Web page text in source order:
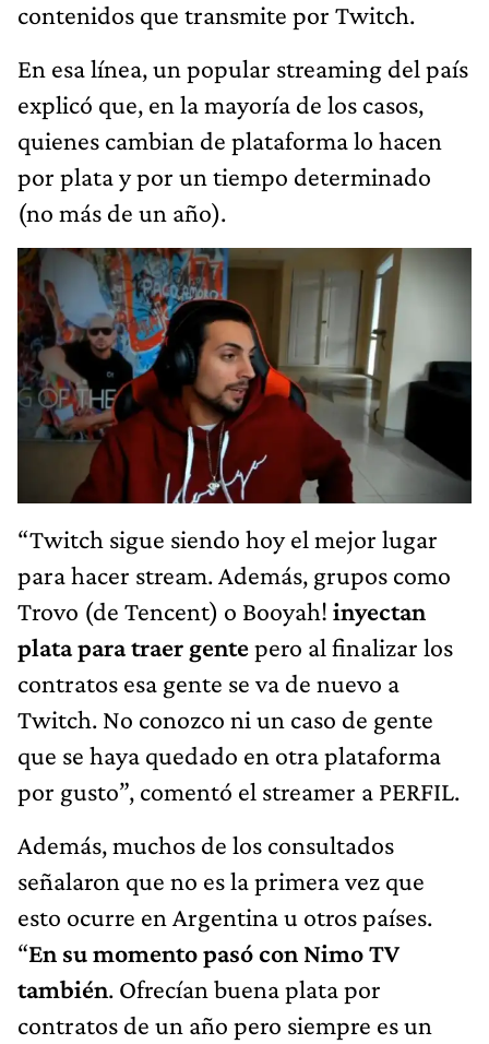
contenidos que transmite por Twitch.
En esa línea, un popular streaming del país
explicó que, en la mayoría de los casos,
quienes cambian de plataforma lo hacen
por plata y por un tiempo determinado
(no más de un año).
“Twitch sigue siendo hoy el mejor lugar
para hacer stream. Además, grupos como
Trovo (de Tencent) o Booyah! inyectan
plata para traer gentepero al finalizar los
contratos esa gente se va de nuevo a
Twitch. No conozco ni un caso de gente
que se haya quedado en otra plataforma
por gusto”, comentó el streamer a PERFIL.
Además, muchos de los consultados
señalaron que no es la primera vez que
esto ocurre en Argentina u otros países.
“En su momento pasó con Nimo TV
también. Ofrecían buena plata por
contratos de un año pero siempre es un